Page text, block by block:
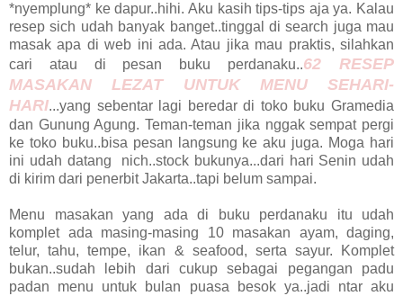
*nyemplung* ke dapur..hihi. Aku kasih tips-tips aja ya. Kalau
resep sich udah banyak banget..tinggal di search juga mau
masak apa di web ini ada. Atau jika mau praktis, silahkan
cari atau di pesan buku perdanaku..62 RESEP
MASAKAN LEZAT UNTUK MENU SEHARI-
HARI...yang sebentar lagi beredar di toko buku Gramedia
dan Gunung Agung. Teman-teman jika nggak sempat pergi
ke toko buku..bisa pesan langsung ke aku juga. Moga hari
ini udah datang nich..stock bukunya...dari hari Senin udah
di kirim dari penerbit Jakarta..tapi belum sampai.
Menu masakan yang ada di buku perdanaku itu udah
komplet ada masing-masing 10 masakan ayam, daging,
telur, tahu, tempe, ikan & seafood, serta sayur. Komplet
bukan..sudah lebih dari cukup sebagai pegangan padu
padan menu untuk bulan puasa besok ya..jadi ntar aku